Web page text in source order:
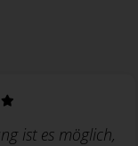
ist es möglich,